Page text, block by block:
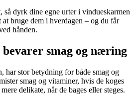
dyrk dine egne urter i vindueskarmen
bruge dem i hverdagen – og du får
hånden.
smag og næring
har stor betydning for både smag og
smag og vitaminer, hvis de koges
delikate, når de bages eller steges.